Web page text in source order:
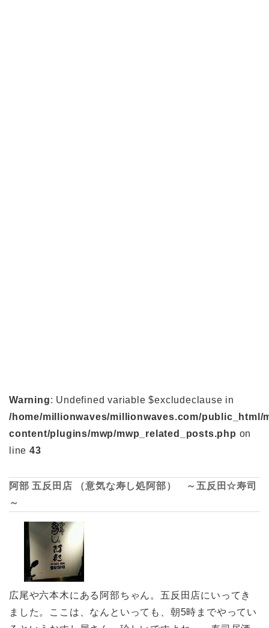
Warning: Undefined variable $excludeclause in
/home/millionwaves/millionwaves.com/public_html/
content/plugins/mwp/mwp_related_posts.php on
line 43
阿部 五反田店 （意気な寿し処阿部） ～五反田☆寿司
～
広尾や六本木にある阿部ちゃん。五反田店にいってき
ました。ここは、なんといっても、朝5時までやってい